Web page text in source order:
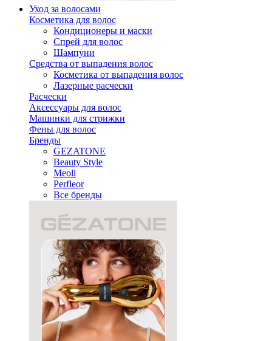
Уход за волосами
Косметика для волос
Кондиционеры и маски
Спрей для волос
Шампуни
Средства от выпадения волос
Косметика от выпадения волос
Лазерные расчески
Расчески
Аксессуары для волос
Машинки для стрижки
Фены для волос
Бренды
GEZATONE
Beauty Style
Meoli
Perfleor
Все бренды